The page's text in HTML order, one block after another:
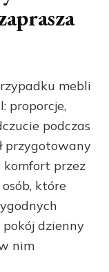
mebli
proporcje,
podczas
przygotowany
komfort przez
które
dzienny
nim